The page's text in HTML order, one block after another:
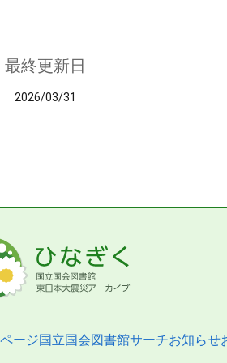
最終更新日
2026/03/31
ージ国立国会図書館サーチお知らせ